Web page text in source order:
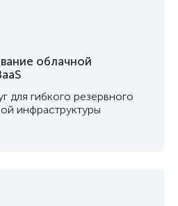
облачной
для гибкого резервного
инфраструктуры